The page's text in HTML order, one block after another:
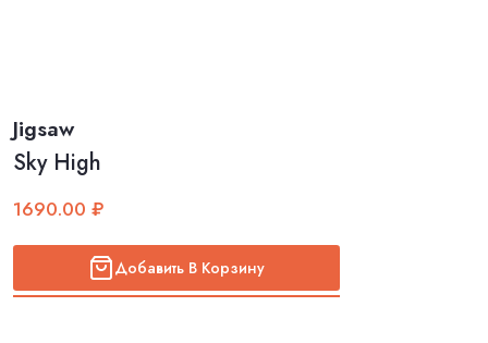
Jigsaw
Sky High
1690.00 ₽
Добавить В Корзину